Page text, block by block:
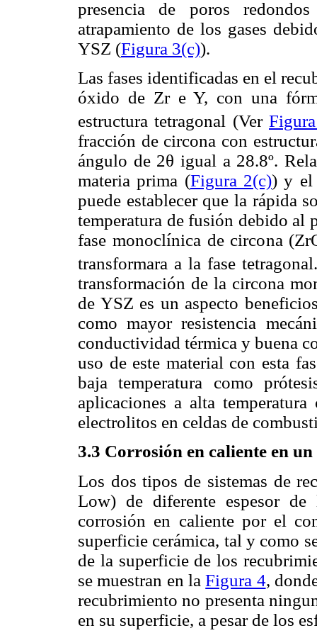
presencia de poros
atrapamiento de los gases
YSZ (Figura 3(c)).
Las fases identificadas en el
óxido de Zr e Y, con una
estructura tetragonal (Ver
fracción de circona con
ángulo de 2θ igual a 28.8º.
materia prima (Figura 2(c)) y el
puede establecer que la rápida
temperatura de fusión debido al
fase monoclínica de circona
transformara a la fase
transformación de la circona
de YSZ es un aspecto
como mayor resistencia
conductividad térmica y buena
uso de este material con esta
baja temperatura como
aplicaciones a alta
electrolitos en celdas de
3.3 Corrosión en caliente en un
Los dos tipos de sistemas de
Low) de diferente espesor
corrosión en caliente por el
superficie cerámica, tal y como
de la superficie de los
se muestran en laFigura 4,
recubrimiento no presenta
en su superficie, a pesar de los